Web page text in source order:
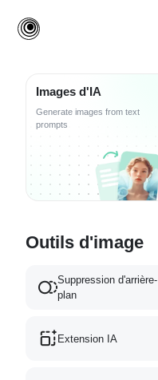
Images d'IA
Generate images from text
prompts
Outils d'image
Suppression d'arrière-
plan
Extension IA